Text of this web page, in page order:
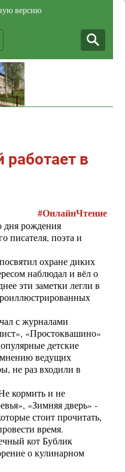
версию
в
#ОнлайнЧтение
дня рождения
писателя, поэта и
охране диких
наблюдал и вёл о
эти заметки легли в
с журналами
«Простоквашино»
детские
ведущих
не раз входили в
кормить и не
«Зимняя дверь» -
стоит прочитать,
время.
кот Бублик
о кулинарном